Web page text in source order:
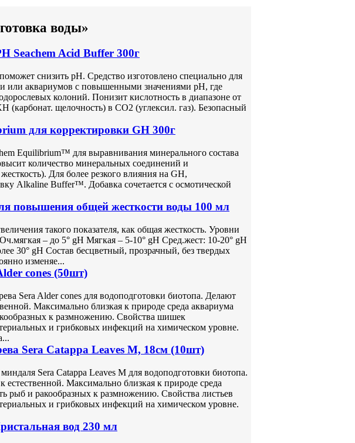
воды»
Seachem Acid Buffer 300г
снизить pH. Средство изготовлено специально для
или аквариумов с повышенными значениями pH, где
колоний. Понизит кислотность в диапазоне от
(карбонат. щелочность) в CO2 (углексил. газ). Безопасный
для корректировки GH 300г
Equilibrium™ для выравнивания минерального состава
количество минеральных соединений и
Для более резкого влияния на GH,
Alkaline Buffer™. Добавка сочетается с осмотической
повышения общей жесткости воды 100 мл
такого показателя, как общая жесткость. Уровни
– до 5° gH Мягкая – 5-10° gH Сред.жест: 10-20° gH
30° gH Состав бесцветный, прозрачный, без твердых
изменяе...
cones (50шт)
Sera Alder cones для водоподготовки биотопа. Делают
Максимально близкая к природе среда аквариума
к размножению. Свойства шишек
и грибковых инфекций на химическом уровне.
Sera Catappa Leaves М, 18см (10шт)
Sera Catappa Leaves М для водоподготовки биотопа.
естественной. Максимально близкая к природе среда
рыб и ракообразных к размножению. Свойства листьев
и грибковых инфекций на химическом уровне.
вод 230 мл